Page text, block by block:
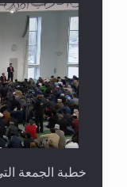
خطبة الجمعة